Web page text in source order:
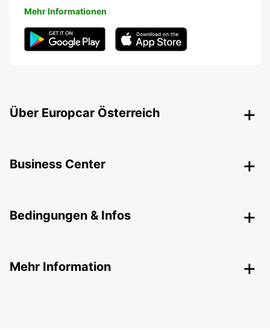
Mehr Informationen
Über Europcar Österreich
Business Center
Bedingungen & Infos
Mehr Information